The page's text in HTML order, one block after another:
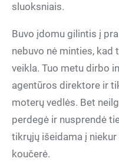
sluoksniais.
Buvo įdomu gilintis į
nebuvo nė minties,
veikla. Tuo metu dirbo
agentūros direktore ir
moterų vedlės. Bet
perdegė ir nusprendė
tikrųjų išeidama į niekur
koučerė.